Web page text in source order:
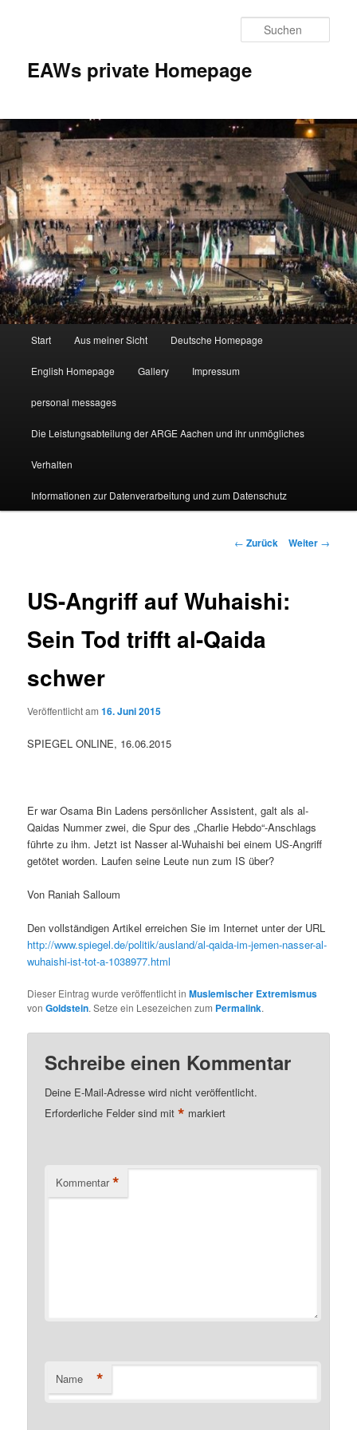
EAWs private Homepage
Start Aus meiner Sicht Deutsche Homepage
English Homepage Gallery Impressum
personal messages
Die Leistungsabteilung der ARGE Aachen und ihr unmögliches
Verhalten
Informationen zur Datenverarbeitung und zum Datenschutz
Beitragsnavigation
← Zurück Weiter →
US-Angriff auf Wuhaishi:
Sein Tod trifft al-Qaida
schwer
Veröffentlicht am16. Juni 2015
SPIEGEL ONLINE, 16.06.2015
Er war Osama Bin Ladens persönlicher Assistent, galt als al-
Qaidas Nummer zwei, die Spur des „Charlie Hebdo“-Anschlags
führte zu ihm. Jetzt ist Nasser al-Wuhaishi bei einem US-Angriff
getötet worden. Laufen seine Leute nun zum IS über?
Von Raniah Salloum
Den vollständigen Artikel erreichen Sie im Internet unter der URL
http://www.spiegel.de/politik/ausland/al-qaida-im-jemen-nasser-al-
wuhaishi-ist-tot-a-1038977.html
Dieser Eintrag wurde veröffentlicht inMuslemischer Extremismus
vonGoldstein. Setze ein Lesezeichen zum Permalink.
Schreibe einen Kommentar
Deine E-Mail-Adresse wird nicht veröffentlicht.
Erforderliche Felder sind mit* markiert
Kommentar *
Name *